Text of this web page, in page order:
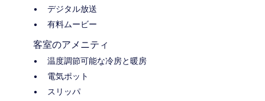
デジタル放送
有料ムービー
客室のアメニティ
温度調節可能な冷房と暖房
電気ポット
スリッパ